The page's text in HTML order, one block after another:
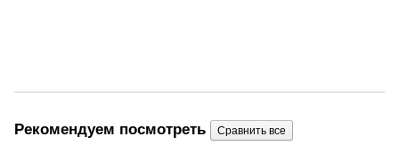
Рекомендуем посмотреть